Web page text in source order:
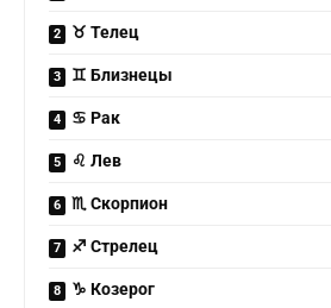
♉ Телец
♊ Близнецы
♋ Рак
♌ Лев
♏ Скорпион
♐ Стрелец
♑ Козерог